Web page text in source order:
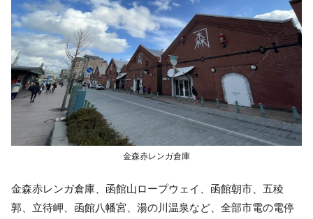
金森赤レンガ倉庫
金森赤レンガ倉庫、函館山ロープウェイ、函館朝市、五稜
郭、立待岬、函館八幡宮、湯の川温泉など、全部市電の電停